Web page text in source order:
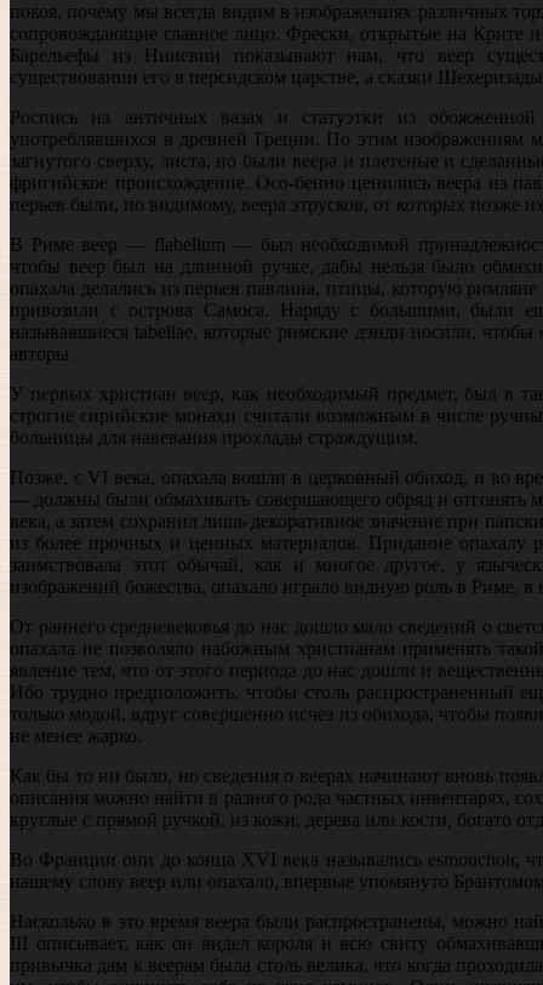
покоя, почему мы всегда видим в изображениях различных
сопровождающие главное лицо. Фрески, открытые на Крите
Барельефы из Ниневии показывают нам, что веер
существовании его в персидском цар­стве, а сказки
Роспись на античных вазах и статуэтки из
употреблявшихся в древней Греции. По этим изображениям
загнутого сверху, листа, но были веера и плетеные и
фригийское происхождение. Осо­-бенно ценились веера из
перьев были, по видимому, веера этру­сков, от которых позже
В Риме веер — flabellum — был необходимой
чтобы веер был на длинной ручке, дабы нельзя было
опахала делались из перьев павлина, птицы, которую
привозили с острова Самоса. Наряду с большими, были
называвшиеся tabellae, которые римские дэнди носили,
авторы.
У первых христиан веер, как необходимый предмет, был в
строгие сирийские монахи считали возможным в числе
больницы для навевания прохлады страждущим.
Позже, с VI века, опахала вошли в церковный обиход, и во
— должны были обмахивать совершающего обряд и отгонять
века, а затем сохра­нил лишь декоративное значение при
из более прочных и ценных материалов. Придание опахалу
заимствовала этот обычай, как и многое другое, у
изображений божества, опахало играло видную роль в Риме, в
От раннего средневековья до нас дошло мало сведений о
опа­хала не позволяло набожным христианам применять
явление тем, что от этого периода до нас дошли и
Ибо трудно предположить, чтобы столь распространенный
только модой, вдруг совершенно исчез из обихода, чтобы
не менее жарко.
Как бы то ни было, но сведения о веерах начинают вновь
описания можно найти в разного рода частных инвентарях,
круглые с прямой ручкой, из кожи, дерева или кости, богато
Во Франции они до конца XVI века назывались esmouchoir,
нашему слову веер или опахало, впервые упомянуто
Насколько в это время веера были распространены, можно
III описывает, как он видел короля и всю свиту
привычка дам к веерам была столь велика, что когда